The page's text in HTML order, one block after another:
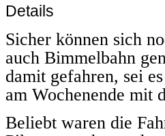
Details
Sicher können sich
auch Bimmelbahn
damit gefahren, sei
am Wochenende mit
Beliebt waren die